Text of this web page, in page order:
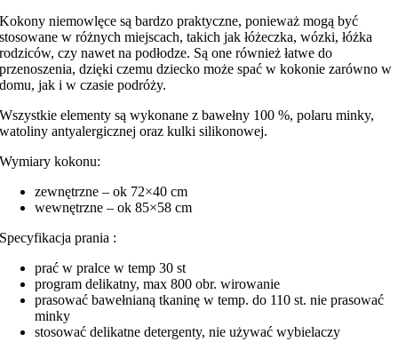
Kokony niemowlęce są bardzo praktyczne, ponieważ mogą być
stosowane w różnych miejscach, takich jak łóżeczka, wózki, łóżka
rodziców, czy nawet na podłodze. Są one również łatwe do
przenoszenia, dzięki czemu dziecko może spać w kokonie zarówno w
domu, jak i w czasie podróży.
Wszystkie elementy są wykonane z bawełny 100 %, polaru minky,
watoliny antyalergicznej oraz kulki silikonowej.
Wymiary kokonu:
zewnętrzne – ok 72×40 cm
wewnętrzne – ok 85×58 cm
Specyfikacja prania :
prać w pralce w temp 30 st
program delikatny, max 800 obr. wirowanie
prasować bawełnianą tkaninę w temp. do 110 st. nie prasować
minky
stosować delikatne detergenty, nie używać wybielaczy